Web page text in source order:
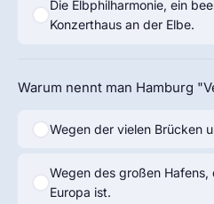
Die Elbphilharmonie, ein
Konzerthaus an der Elbe.
Warum nennt man Hamburg
Wegen der vielen Brücken
Wegen des großen
Europa ist.